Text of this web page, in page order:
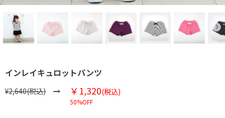
インレイキュロットパンツ
¥2,640(税込) ￥1,320(税込)
50%OFF